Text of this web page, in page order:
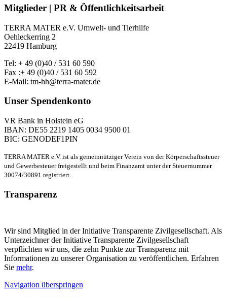
Mitglieder | PR & Öffentlichkeitsarbeit
TERRA MATER e.V. Umwelt- und Tierhilfe
Oehleckerring 2
22419 Hamburg
Tel: + 49 (0)40 / 531 60 590
Fax :+ 49 (0)40 / 531 60 592
E-Mail: tm-hh@terra-mater.de
Unser Spendenkonto
VR Bank in Holstein eG
IBAN: DE55 2219 1405 0034 9500 01
BIC: GENODEF1PIN
TERRA MATER e.V. ist als gemeinnütziger Verein von der Körperschaftssteuer
und Gewerbesteuer freigestellt und beim Finanzamt unter der Steuernummer
30074/30891 registriert.
Transparenz
Wir sind Mitglied in der Initiative Transparente Zivilgesellschaft. Als
Unterzeichner der Initiative Transparente Zivilgesellschaft
verpflichten wir uns, die zehn Punkte zur Transparenz mit
Informationen zu unserer Organisation zu veröffentlichen. Erfahren
Sie mehr.
Navigation überspringen